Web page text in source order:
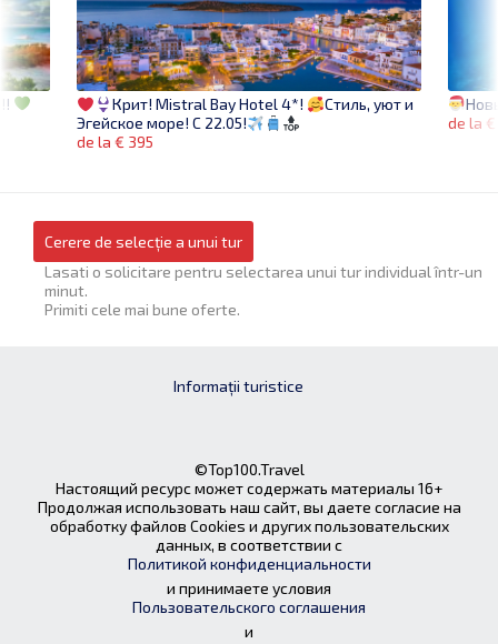
de la €
Крит! Mistral Bay Hotel 4*!
Стиль, уют и
Эгейское море! С 22.05!
de la € 395
Cerere de selecție a unui tur
Lasati o solicitare pentru selectarea unui tur individual într-un
minut.
Primiti cele mai bune oferte.
Informații turistice
©Top100.Travel
Настоящий ресурс может содержать материалы 16+
Продолжая использовать наш сайт, вы даете согласие на
обработку файлов Cookies и других пользовательских
данных, в соответствии с
Политикой конфиденциальности
и принимаете условия
Пользовательского соглашения
и